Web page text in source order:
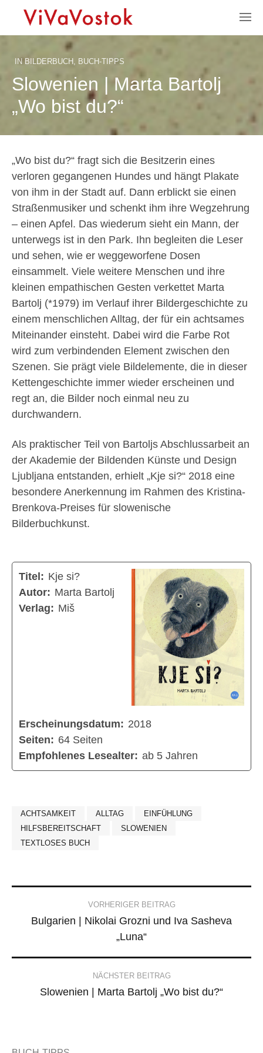
IN BILDERBUCH , BUCH-TIPPS
Slowenien | Marta Bartolj
„Wo bist du?“
„Wo bist du?“ fragt sich die Besitzerin eines
verloren gegangenen Hundes und hängt Plakate
von ihm in der Stadt auf. Dann erblickt sie einen
Straßenmusiker und schenkt ihm ihre Wegzehrung
– einen Apfel. Das wiederum sieht ein Mann, der
unterwegs ist in den Park. Ihn begleiten die Leser
und sehen, wie er weggeworfene Dosen
einsammelt. Viele weitere Menschen und ihre
kleinen empathischen Gesten verkettet Marta
Bartolj (*1979) im Verlauf ihrer Bildergeschichte zu
einem menschlichen Alltag, der für ein achtsames
Miteinander einsteht. Dabei wird die Farbe Rot
wird zum verbindenden Element zwischen den
Szenen. Sie prägt viele Bildelemente, die in dieser
Kettengeschichte immer wieder erscheinen und
regt an, die Bilder noch einmal neu zu
durchwandern.
Als praktischer Teil von Bartoljs Abschlussarbeit an
der Akademie der Bildenden Künste und Design
Ljubljana entstanden, erhielt „Kje si?“ 2018 eine
besondere Anerkennung im Rahmen des Kristina-
Brenkova-Preises für slowenische
Bilderbuchkunst.
Titel: Kje si?
Autor: Marta Bartolj
Verlag: Miš
Erscheinungsdatum: 2018
Seiten: 64 Seiten
Empfohlenes Lesealter: ab 5 Jahren
ACHTSAMKEIT ALLTAG
EINFÜHLUNG
HILFSBEREITSCHAFT
SLOWENIEN
TEXTLOSES BUCH
navigation
VORHERIGER BEITRAG
Bulgarien | Nikolai Grozni und Iva Sasheva
„Luna“
NÄCHSTER BEITRAG
Slowenien | Marta Bartolj „Wo bist du?“